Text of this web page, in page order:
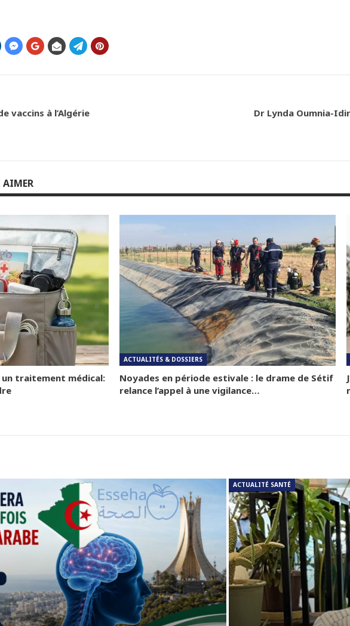
vaccins à l’Algérie
Dr Lynda Oumnia-
AIMER
un traitement médical:
ACTUALITÉS & DOSSIERS
Noyades en période estivale : le drame de Sétif
relance l’appel à une vigilance…
ACTUALITÉ SANTÉ